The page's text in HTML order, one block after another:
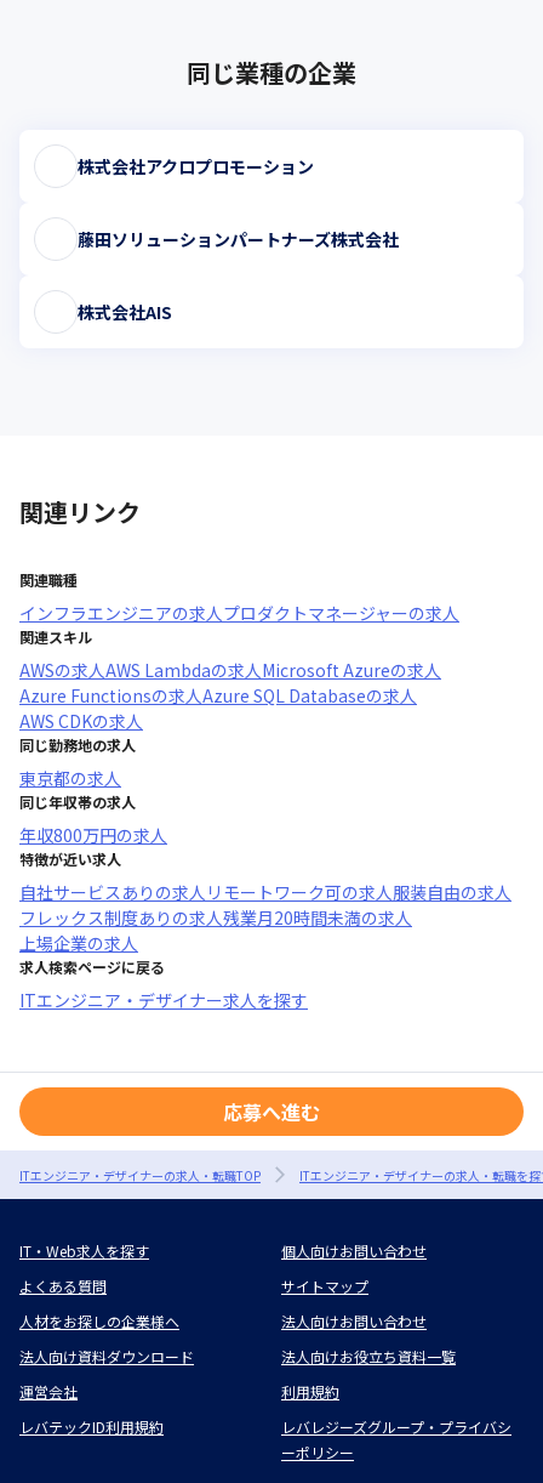
員を応援しています（多数います）。
同じ業種の企業
株式会社アクロプロモーション
藤田ソリューションパートナーズ株式会社
株式会社AIS
関連リンク
関連職種
インフラエンジニアの求人プロダクトマネージャーの求人
関連スキル
AWSの求人AWS Lambdaの求人Microsoft Azureの求人
Azure Functionsの求人Azure SQL Databaseの求人
AWS CDKの求人
同じ勤務地の求人
東京都の求人
同じ年収帯の求人
年収800万円の求人
特徴が近い求人
自社サービスあり の求人 リモートワーク可の求人服装自由の求人
フレックス制度あり の求人残業月20時間未満の求人
上場企業の求人
求人検索ページに戻る
ITエンジニア・デザイナー求人を探す
応募へ進む
ITエンジニア・デザイナーの求人・転職TOP ITエンジニア・デザイナーの求人・転職を
IT・Web求人を探す
個人向けお問い合わせ
よくある質問
サイトマップ
人材をお探しの企業様へ
法人向けお問い合わせ
法人向け資料ダウンロード
法人向けお役立ち資料一覧
運営会社
利用規約
レバテックID利用規約
レバレジーズグループ・プライバシ
ーポリシー